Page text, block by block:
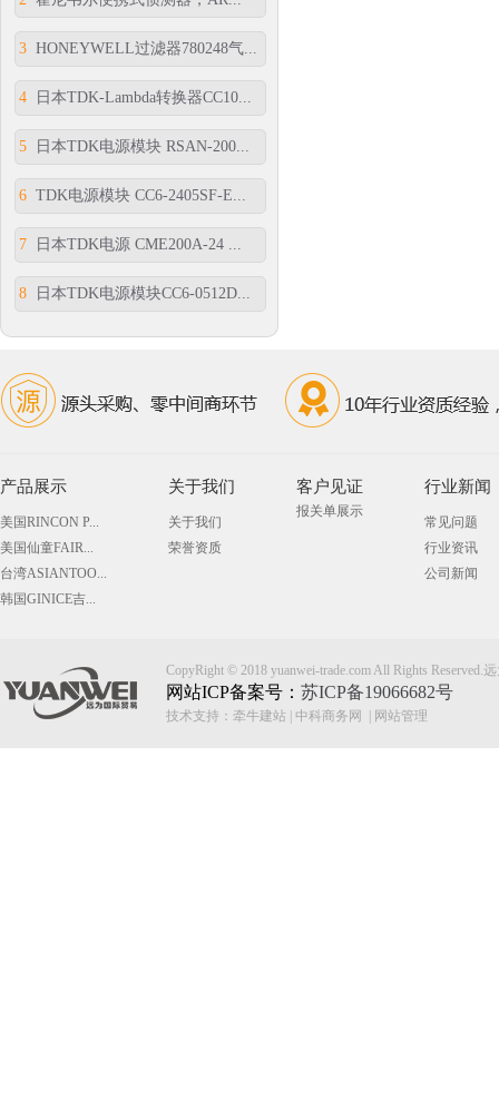
3 HONEYWELL过滤器780248气...
4 日本TDK-Lambda转换器CC10...
5 日本TDK电源模块 RSAN-200...
6 TDK电源模块 CC6-2405SF-E...
7 日本TDK电源 CME200A-24 ...
8 日本TDK电源模块CC6-0512D...
产品展示
美国RINCON P...
美国仙童FAIR...
台湾ASIANTOO...
韩国GINICE吉...
关于我们
关于我们
荣誉资质
客户见证
报关单展示
行业新闻
常见问题
行业资讯
公司新闻
CopyRight © 2018 yuanwei-trade.com All Rights
网站ICP备案号： 苏ICP备19066682号
技术支持： 牵牛建站 中科商务网 网站管理